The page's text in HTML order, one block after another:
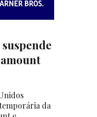
suspende
da